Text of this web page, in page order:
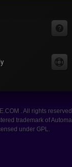
. All rights
trademark of
under GPL.